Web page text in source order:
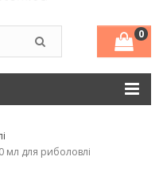
0
мл для риболовлі